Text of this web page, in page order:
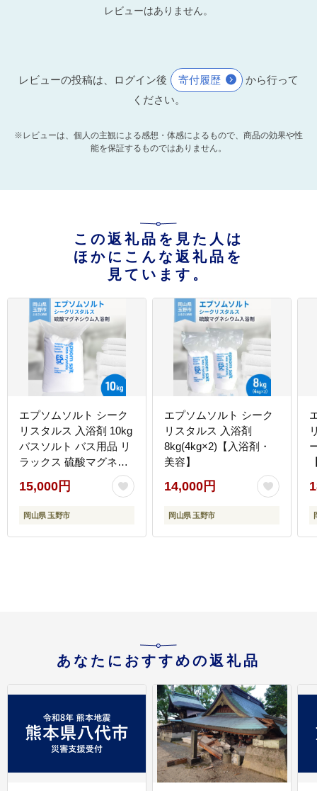
レビューはありません。
レビューの投稿は、ログイン後 寄付履歴
から行って
ください。
※レビューは、個人の主観による感想・体感によるもので、商品の効果や性
能を保証するものではありません。
この返礼品を見た人は
ほかにこんな返礼品を
見ています。
エプソムソルト シーク
リスタルス 入浴剤 10kg
バスソルト バス用品 リ
ラックス 硫酸マグネシ
15,000円
岡山県 玉野市
エプソムソルト シーク
リスタルス 入浴剤
8kg(4kg×2)【入浴剤・
美容】
14,000円
岡山県 玉野市
あなたにおすすめの返礼品